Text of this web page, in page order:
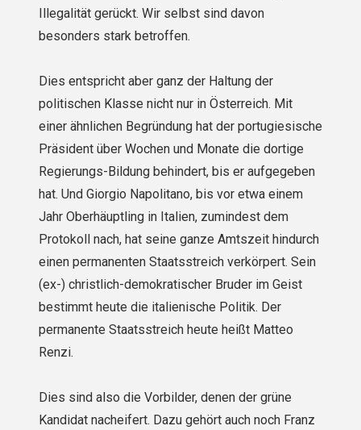
Illegalität gerückt. Wir selbst sind davon
besonders stark betroffen.
Dies entspricht aber ganz der Haltung der
politischen Klasse nicht nur in Österreich. Mit
einer ähnlichen Begründung hat der portugiesische
Präsident über Wochen und Monate die dortige
Regierungs-Bildung behindert, bis er aufgegeben
hat. Und Giorgio Napolitano, bis vor etwa einem
Jahr Oberhäuptling in Italien, zumindest dem
Protokoll nach, hat seine ganze Amtszeit hindurch
einen permanenten Staatsstreich verkörpert. Sein
(ex-) christlich-demokratischer Bruder im Geist
bestimmt heute die italienische Politik. Der
permanente Staatsstreich heute heißt Matteo
Renzi.
Dies sind also die Vorbilder, denen der grüne
Kandidat nacheifert. Dazu gehört auch noch Franz